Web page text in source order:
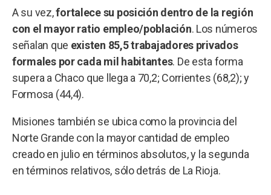
A su vez,fortalece su posición dentro de la región
con el mayor ratio empleo/población. Los números
señalan que existen 85,5 trabajadores privados
formales por cada mil habitantes. De esta forma
supera a Chaco que llega a 70,2; Corrientes (68,2); y
Formosa (44,4).
Misiones también se ubica como la provincia del
Norte Grande con la mayor cantidad de empleo
creado en julio en términos absolutos, y la segunda
en términos relativos, sólo detrás de La Rioja.